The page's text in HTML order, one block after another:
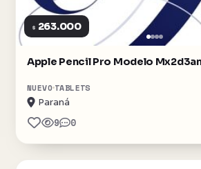
$ 263.000
Apple Pencil Pro Modelo
NUEVO TABLETS
Paraná
9 0